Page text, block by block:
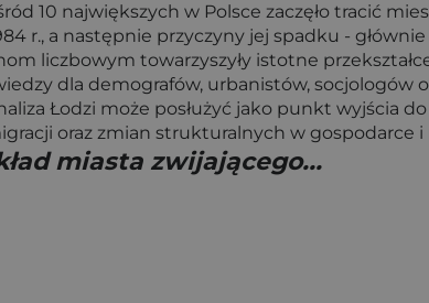
10 największych w Polsce zaczęło tracić
r., a następnie przyczyny jej spadku -
liczbowym towarzyszyły istotne
dla demografów, urbanistów, socjologów
Łodzi może posłużyć jako punkt wyjścia
oraz zmian strukturalnych w gospodarce i
miasta zwijającego...